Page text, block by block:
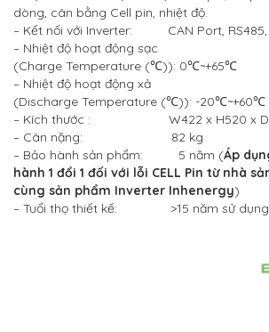
dòng, cân bằng Cell pin, nhiệt độ.
– Kết nối với Inverter: CAN Port, RS485,
– Nhiệt độ hoạt động sạc
(Charge Temperature (℃)): 0℃~+65℃
– Nhiệt độ hoạt động xả
(Discharge Temperature (℃)): -20℃~+60℃
– Kích thước : W422 x H520 x
– Cân nặng: 82 kg
– Bảo hành sản phẩm: 5 năm (Áp
hành 1 đổi 1 đối với lỗi CELL Pin từ nhà
cùng sản phẩm Inverter Inhenergy)
– Tuổi thọ thiết kế: >15 năm sử